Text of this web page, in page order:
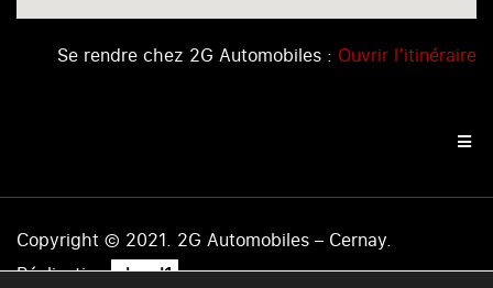
Se rendre chez 2G Automobiles : Ouvrir l’itinéraire
Copyright © 2021. 2G Automobiles – Cernay.
Réalisation .level1